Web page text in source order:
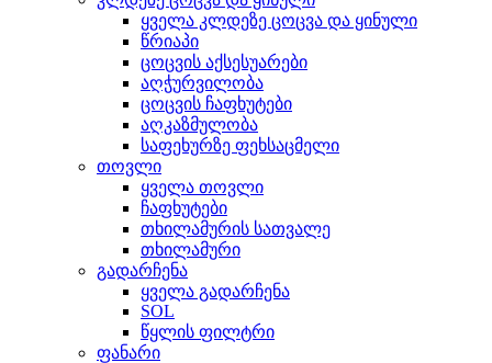
ყველა კლდეზე ცოცვა და ყინული
წრიაპი
ცოცვის აქსესუარები
აღჭურვილობა
ცოცვის ჩაფხუტები
აღკაზმულობა
საფეხურზე ფეხსაცმელი
თოვლი
ყველა თოვლი
ჩაფხუტები
თხილამურის სათვალე
თხილამური
გადარჩენა
ყველა გადარჩენა
SOL
წყლის ფილტრი
ფანარი